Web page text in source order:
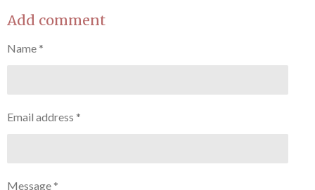
r
e
r
e
r
e
r
e
Add comment
Name *
Email address *
Message *